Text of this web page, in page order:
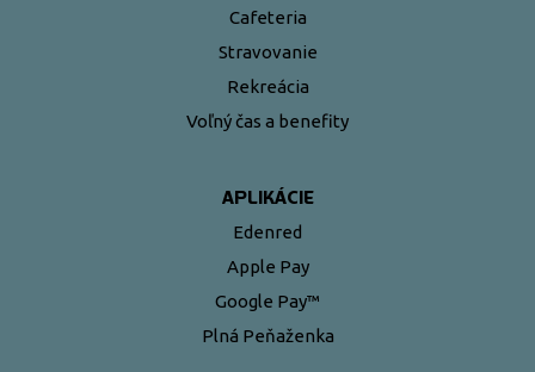
Cafeteria
Stravovanie
Rekreácia
Voľný čas a benefity
APLIKÁCIE
Edenred
Apple Pay
Google Pay™
Plná Peňaženka